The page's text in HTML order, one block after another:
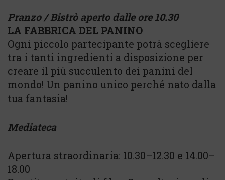
Pranzo / Bistrò aperto dalle ore 10.30
LA FABBRICA DEL PANINO
Ogni piccolo partecipante potrà scegliere
tra i tanti ingredienti a disposizione per
creare il più succulento dei panini del
mondo! Un panino unico perché nato dalla
tua fantasia!
Mediateca
Apertura straordinaria: 10.30–12.30 e 14.00–
18.00